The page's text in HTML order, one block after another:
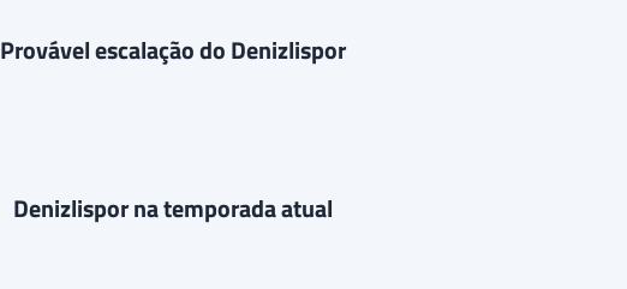
Provável escalação do Denizlispor
Denizlispor na temporada atual